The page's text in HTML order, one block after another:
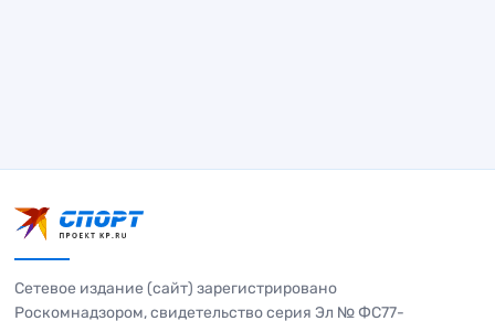
Сетевое издание (сайт) зарегистрировано
Роскомнадзором, свидетельство серия Эл № ФС77-